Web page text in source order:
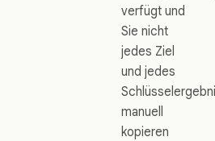
verfügt und
Sie nicht
jedes Ziel
und jedes
manuell
kopieren